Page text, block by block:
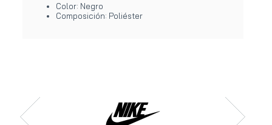
Color: Negro
Composición: Poliéster